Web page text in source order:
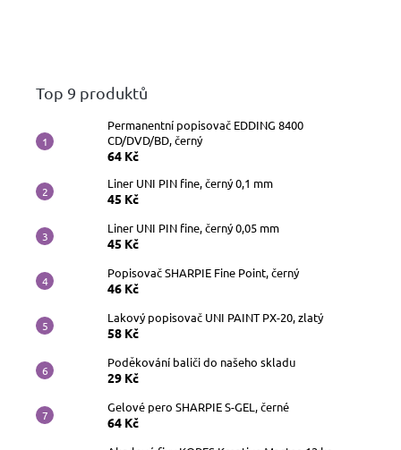
Top 9 produktů
Permanentní popisovač EDDING 8400
CD/DVD/BD, černý
64 Kč
Liner UNI PIN fine, černý 0,1 mm
45 Kč
Liner UNI PIN fine, černý 0,05 mm
45 Kč
Popisovač SHARPIE Fine Point, černý
46 Kč
Lakový popisovač UNI PAINT PX-20, zlatý
58 Kč
Poděkování baliči do našeho skladu
29 Kč
Gelové pero SHARPIE S-GEL, černé
64 Kč